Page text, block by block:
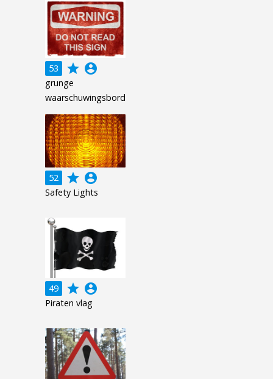
53 grade account_circle
grunge
waarschuwingsbord
52 grade account_circle
Safety Lights
49 grade account_circle
Piraten vlag